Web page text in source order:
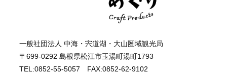
一般社団法人 中海・宍道湖・大山圏域観光局
〒699-0292 島根県松江市玉湯町湯町1793
TEL:0852-55-5057 FAX:0852-62-9102